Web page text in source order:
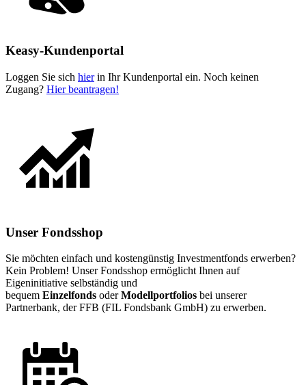
Keasy-Kundenportal
Loggen Sie sich hierin Ihr Kundenportal ein. Noch keinen
Zugang? Hier beantragen!
Unser Fondsshop
Sie möchten einfach und kostengünstig Investmentfonds erwerben?
Kein Problem! Unser Fondsshop ermöglicht Ihnen auf
Eigeninitiative selbständig und
bequem Einzelfonds oderModellportfolios bei unserer
Partnerbank, der FFB (FIL Fondsbank GmbH) zu erwerben.